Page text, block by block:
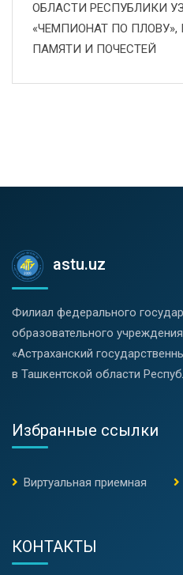
ОБЛАСТИ РЕСПУБЛИКИ
«ЧЕМПИОНАТ ПО
ПАМЯТИ И ПОЧЕСТЕЙ
astu.uz
Филиал федерального
образовательного
«Астраханский
в Ташкентской области
Избранные ссылки
Виртуальная приемная
КОНТАКТЫ